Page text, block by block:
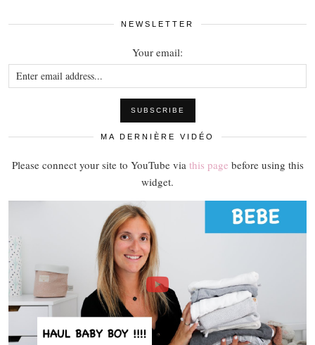
NEWSLETTER
Your email:
MA DERNIÈRE VIDÉO
Please connect your site to YouTube via this page before using this
widget.